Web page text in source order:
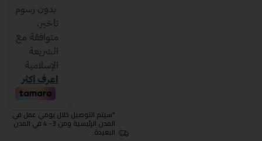
"سيتم التوصيل خلال يومي عمل في
المدن الرئيسية ومن 3- 4 في المدن
البعيدة.